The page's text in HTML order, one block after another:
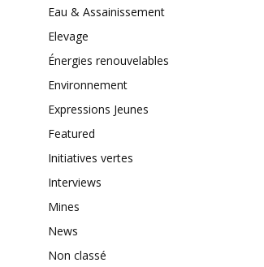
Eau & Assainissement
Elevage
Énergies renouvelables
Environnement
Expressions Jeunes
Featured
Initiatives vertes
Interviews
Mines
News
Non classé